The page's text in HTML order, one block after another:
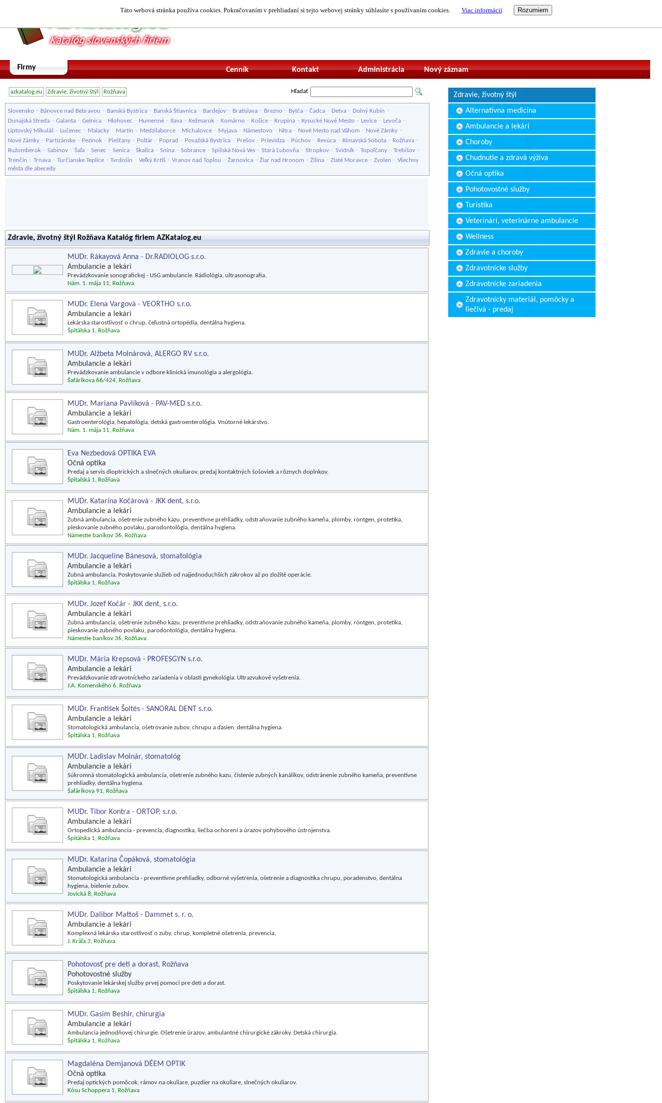
Táto webová stránka používa cookies. Pokračovaním v prehliadaní si tejto webovej stránky súhlasíte s používaním cookies. Viac informácií
Firmy Nový záznam
Administrácia
Kontakt
Cenník
azkatalog.eu Zdravie, životný štýl Rožňava Hľadať
Slovensko - Bánovce nad Bebravou - Banská Bystrica - Banská Štiavnica - Bardejov - Bratislava - Brezno - Bytča - Čadca - Detva - Dolný Kubín -
Dunajská Streda - Galanta - Gelnica - Hlohovec - Humenné - Ilava - Kežmarok - Komárno - Košice - Krupina - Kysucké Nové Mesto - Levice - Levoča -
Liptovský Mikuláš - Lučenec - Malacky - Martin - Medzilaborce - Michalovce - Myjava - Námestovo - Nitra - Nové Mesto nad Váhom - Nové Zámky -
Nové Zámky - Partizánske - Pezinok - Piešťany - Poltár - Poprad - Považská Bystrica - Prešov - Prievidza - Púchov - Revúca - Rimavská Sobota - Rožňava -
Ružomberok - Sabinov - Šaľa - Senec - Senica - Skalica - Snina - Sobrance - Spišská Nová Ves - Stará Ľubovňa - Stropkov - Svidník - Topoľčany - Trebišov -
Trenčín - Trnava - Turčianske Teplice - Tvrdošín - Veľký Krtíš - Vranov nad Topľou - Žarnovica - Žiar nad Hronom - Žilina - Zlaté Moravce - Zvolen - Všechny
města dle abecedy
Zdravie, životný štýl Rožňava Katalóg firiem AZKatalog.eu
MUDr. Rákayová Anna - Dr.RADIOLOG s.r.o.
Ambulancie a lekári
Prevádzkovanie sonografickej - USG ambulancie. Rádiológia, ultrasonografia.
Nám. 1. mája 11, Rožňava
MUDr. Elena Vargová - VEORTHO s.r.o.
Ambulancie a lekári
Lekárska starostlivosť o chrup, čeľustná ortopédia, dentálna hygiena.
Špitálska 1, Rožňava
MUDr. Alžbeta Molnárová, ALERGO RV s.r.o.
Ambulancie a lekári
Prevádzkovanie ambulancie v odbore klinická imunológia a alergológia.
Šafárikova 66/424, Rožňava
MUDr. Mariana Pavlíková - PAV-MED s.r.o.
Ambulancie a lekári
Gastroenterológia, hepatológia, detská gastroenterológia. Vnútorné lekárstvo.
Nám. 1. mája 11, Rožňava
Eva Nezbedová OPTIKA EVA
Očná optika
Predaj a servis dioptrických a slnečných okuliarov, predaj kontaktných šošoviek a rôznych doplnkov.
Špitalská 1, Rožňava
MUDr. Katarína Kočárová - JKK dent, s.r.o.
Ambulancie a lekári
Zubná ambulancia, ošetrenie zubného kazu, preventívne prehliadky, odstraňovanie zubného kameňa, plomby, röntgen, protetika,
pieskovanie zubného povlaku, parodontológia, dentálna hygiena.
Námestie baníkov 36, Rožňava
MUDr. Jacqueline Bánesová, stomatológia
Ambulancie a lekári
Zubná ambulancia. Poskytovanie služieb od najjednoduchších zákrokov až po zložité operácie.
Špitálska 1, Rožňava
MUDr. Jozef Kočár - JKK dent, s.r.o.
Ambulancie a lekári
Zubná ambulancia, ošetrenie zubného kazu, preventívne prehliadky, odstraňovanie zubného kameňa, plomby, röntgen, protetika,
pieskovanie zubného povlaku, parodontológia, dentálna hygiena.
Námestie baníkov 36, Rožňava
MUDr. Mária Krepsová - PROFESGYN s.r.o.
Ambulancie a lekári
Prevádzkovanie zdravotníckeho zariadenia v oblasti gynekológia. Ultrazvukové vyšetrenia.
J.A. Komenského 6, Rožňava
MUDr. František Šoltés - SANORAL DENT s.r.o.
Ambulancie a lekári
Stomatologická ambulancia, ošetrovanie zubov, chrupu a ďasien, dentálna hygiena.
Špitálska 1, Rožňava
MUDr. Ladislav Molnár, stomatológ
Ambulancie a lekári
Súkromná stomatologická ambulancia, ošetrenie zubného kazu, čistenie zubných kanálikov, odstránenie zubného kameňa, preventívne
prehliadky, dentálna hygiena.
Šafárikova 91, Rožňava
MUDr. Tibor Kontra - ORTOP, s.r.o.
Ambulancie a lekári
Ortopedická ambulancia - prevencia, diagnostika, liečba ochorení a úrazov pohybového ústrojenstva.
Špitálska 1, Rožňava
MUDr. Katarína Čopáková, stomatológia
Ambulancie a lekári
Stomatologická ambulancia - preventívne prehliadky, odborné vyšetrenia, ošetrenie a diagnostika chrupu, poradenstvo, dentálna
hygiena, bielenie zubov.
Jovická 8, Rožňava
MUDr. Dalibor Mattoš - Dammet s. r. o.
Ambulancie a lekári
Komplexná lekárska starostlivosť o zuby, chrup, kompletné ošetrenia, prevencia.
J. Kráľa 3, Rožňava
Pohotovosť pre deti a dorast, Rožňava
Pohotovostné služby
Poskytovanie lekárskej služby prvej pomoci pre deti a dorast.
Špitálska 1, Rožňava
MUDr. Gasim Beshir, chirurgia
Ambulancie a lekári
Ambulancia jednodňovej chirurgie. Ošetrenie úrazov, ambulantné chirurgické zákroky. Detská chirurgia.
Špitálska 1, Rožňava
Magdaléna Demjanová DÉEM OPTIK
Očná optika
Predaj optických pomôcok, rámov na okuliare, puzdier na okuliare, slnečných okuliarov.
Kósu Schoppera 1, Rožňava
Zdravie, životný štýl
Alternatívna medicína
Ambulancie a lekári
Choroby
Chudnutie a zdravá výživa
Očná optika
Pohotovostné služby
Turistika
Veterinári, veterinárne ambulancie
Wellness
Zdravie a choroby
Zdravotnícke služby
Zdravotnícke zariadenia
Zdravotnícky materiál, pomôcky a
liečivá - predaj